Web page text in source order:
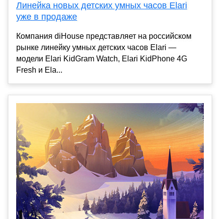
Линейка новых детских умных часов Elari
уже в продаже
Компания diHouse представляет на российском
рынке линейку умных детских часов Elari —
модели Elari KidGram Watch, Elari KidPhone 4G
Fresh и Ela...